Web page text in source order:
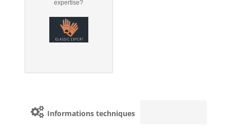
expertise?
Informations techniques